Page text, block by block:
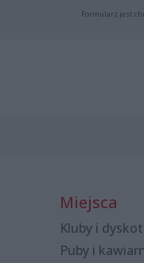
Formularz jest
Miejsca
Kluby i
Puby i